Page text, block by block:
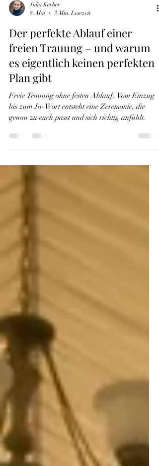
Julia Kerber
8. Mai
3 Min. Lesezeit
Der perfekte Ablauf einer
freien Trauung – und warum
es eigentlich keinen perfekten
Plan gibt
Freie Trauung ohne festen Ablauf: Vom Einzug
bis zum Ja-Wort entsteht eine Zeremonie, die